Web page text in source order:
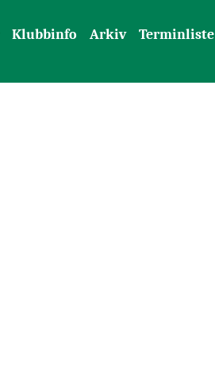
Klubbinfo Arkiv Terminliste